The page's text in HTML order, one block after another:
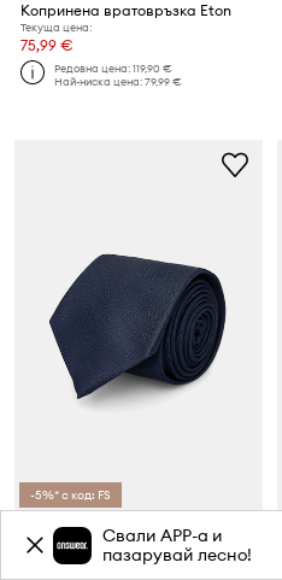
Копринена вратовръзка Eton
Текуща цена:
75,99 €
Редовна цена:119,90 €
Най-ниска цена:79,99 €
-5%* с код: FS
Текуща цена:
32,99 €
Свали APP-a и
пазарувай лесно!